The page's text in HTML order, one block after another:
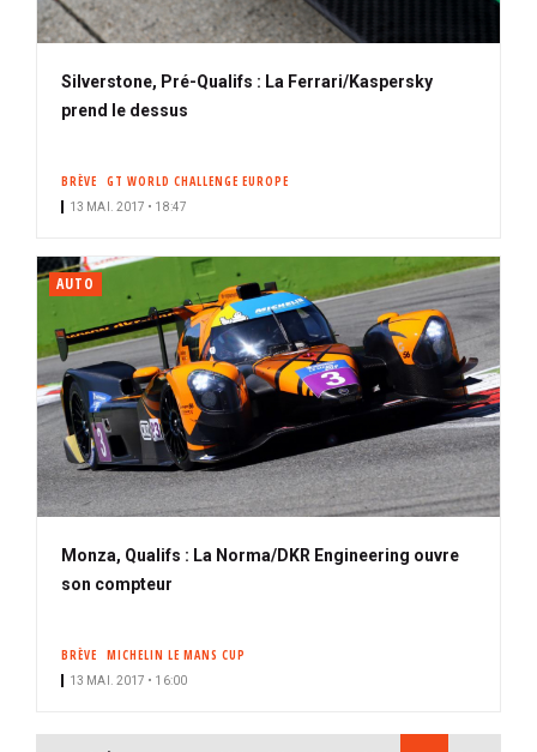
Silverstone, Pré-Qualifs : La Ferrari/Kaspersky
prend le dessus
BRÈVE GT WORLD CHALLENGE EUROPE
13 MAI. 2017 • 18:47
AUTO
Monza, Qualifs : La Norma/DKR Engineering ouvre
son compteur
BRÈVE MICHELIN LE MANS CUP
13 MAI. 2017 • 16:00